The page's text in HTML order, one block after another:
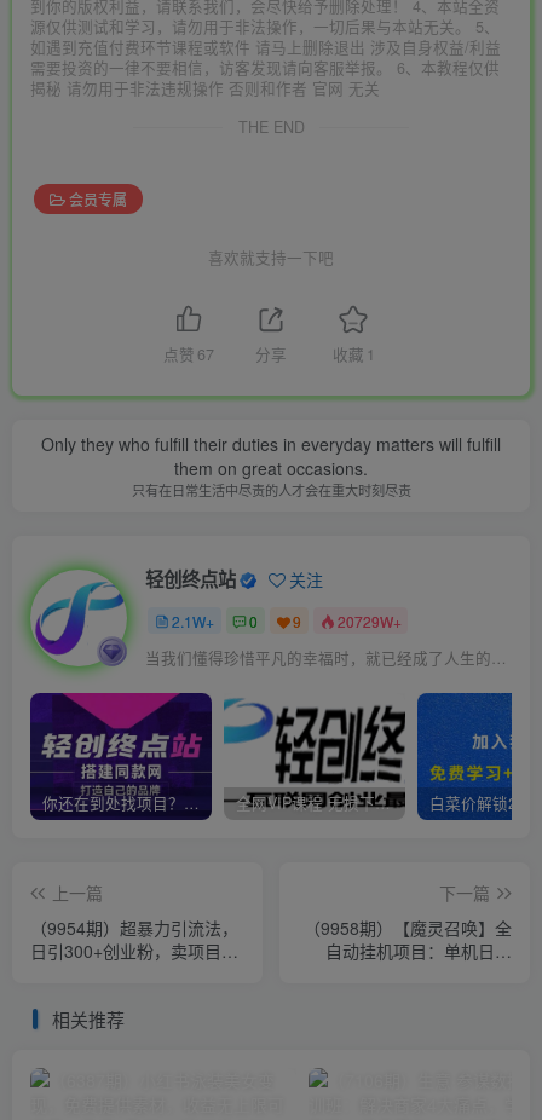
到你的版权利益，请联系我们，会尽快给予删除处理！ 4、本站全资
源仅供测试和学习，请勿用于非法操作，一切后果与本站无关。 5、
如遇到充值付费环节课程或软件 请马上删除退出 涉及自身权益/利益
需要投资的一律不要相信，访客发现请向客服举报。 6、本教程仅供
揭秘 请勿用于非法违规操作 否则和作者 官网 无关
THE END
会员专属
喜欢就支持一下吧
点赞 67 分享 收藏 1
Only they who fulfill their duties in everyday matters will fulfill
them on great occasions.
只有在日常生活中尽责的人才会在重大时刻尽责
轻创终点站 关注
2.1W+ 0 9 20729W+
当我们懂得珍惜平凡的幸福时，就已经成了人生的赢家
你还在到处找项目？还在当韭菜？我靠卖项目一个月收入5万+，曾经我也是个失败者。 全网VIP课程 无损下载~
上一篇
（9954期）超暴力引流法，
日引300+创业粉，卖项目月
下一篇
（9958期）【魔灵召唤】全
自动挂机项目：单机日入
相关推荐